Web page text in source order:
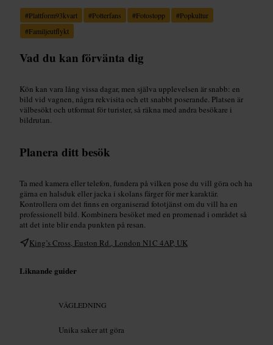
#Plattform93kvart #Potterfans #Fotostopp #Popkultur
#Familjeutflykt
Vad du kan förvänta dig
Kön kan vara lång vissa dagar, men själva upplevelsen är snabb: en
bild vid vagnen, några rekvisita och ett snabbt poserande. Platsen är
välbesökt och utformat för turister, så räkna med andra besökare i
bildrutan.
Planera ditt besök
Ta med kamera eller telefon, fundera på vilken pose du vill göra och ha
gärna en halsduk eller jacka i skolans färger för mer karaktär.
Kontrollera om det finns en organiserad fototjänst om du vill ha en
professionell bild. Kombinera besöket med en promenad i området så
att det inte blir enda punkten på resan.
King’s Cross, Euston Rd., London N1C 4AP, UK
Liknande guider
VÄGLEDNING
Unika saker att göra